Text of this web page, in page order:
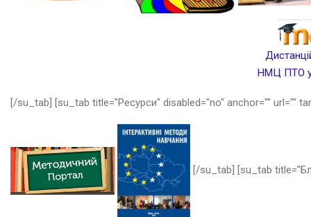
НМЦ ПТО у
[/su_tab] [su_tab title="Ресурси" disabled="no" anchor="" url=""
[/su_tab] [su_tab